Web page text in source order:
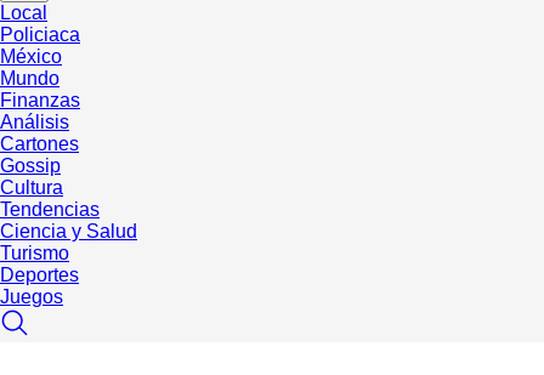
Local
Policiaca
México
Mundo
Finanzas
Análisis
Cartones
Gossip
Cultura
Tendencias
Ciencia y Salud
Turismo
Deportes
Juegos